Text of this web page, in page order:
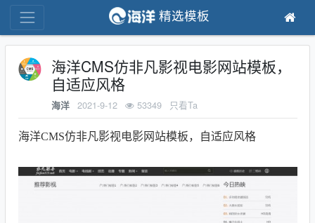
精选模板
海洋CMS仿非凡影视电影网站模板，
自适应风格
海洋 2021-9-12 53349 只看Ta
海洋CMS仿非凡影视电影网站模板，自适应风格